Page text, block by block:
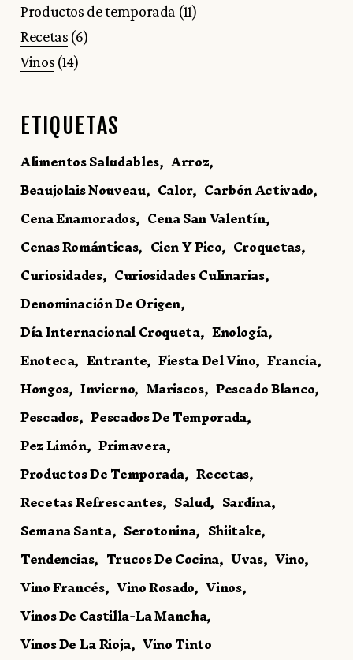
Productos de temporada (11)
Recetas (6)
Vinos (14)
ETIQUETAS
Alimentos Saludables Arroz
Beaujolais Nouveau Calor Carbón Activado
Cena Enamorados Cena San Valentín
Cenas Románticas Cien Y Pico Croquetas
Curiosidades Curiosidades Culinarias
Denominación De Origen
Día Internacional Croqueta Enología
Enoteca Entrante Fiesta Del Vino Francia
Hongos Invierno Mariscos Pescado Blanco
Pescados Pescados De Temporada
Pez Limón Primavera
Productos De Temporada Recetas
Recetas Refrescantes Salud Sardina
Semana Santa Serotonina Shiitake
Tendencias Trucos De Cocina Uvas Vino
Vino Francés Vino Rosado Vinos
Vinos De Castilla-La Mancha
Vinos De La Rioja Vino Tinto